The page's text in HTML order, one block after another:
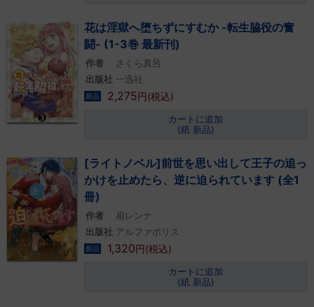
花は淫獄へ堕ちずにすむか -転生脇役の奮
闘- (1-3巻 最新刊)
作者
さくら真呂
出版社
一迅社
新品 2,275円(税込)
カートに追加
(紙 新品)
[ライトノベル]前世を思い出して王子の追っ
かけを止めたら、逆に迫られています (全1
冊)
作者
扇レンナ
出版社 アルファポリス
新品 1,320円(税込)
カートに追加
(紙 新品)